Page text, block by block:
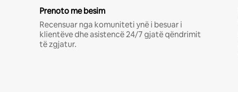
Prenoto me besim
Recensuar nga komuniteti ynë i besuar i
klientëve dhe asistencë 24/7 gjatë qëndrimit
të zgjatur.